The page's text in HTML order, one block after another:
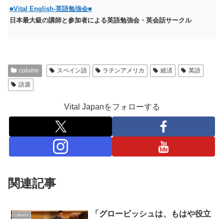
■Vital English-英語勉強会■
日本最大級の講師と参加者による英語勉強会・英会話サークル
column スペイン語 ラテンアメリカ 経済
英語
語源
Vital Japanをフォローする
関連記事
column
「グロービッシュは、もはや役立